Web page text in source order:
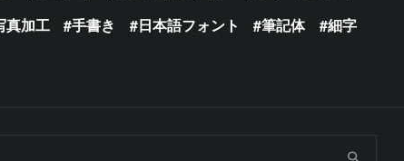
真加工 手書き 日本語フォント 筆記体
細字